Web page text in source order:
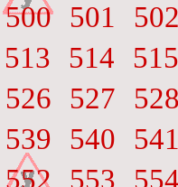
500 501
513 514
515
526 527
539 540
552 553